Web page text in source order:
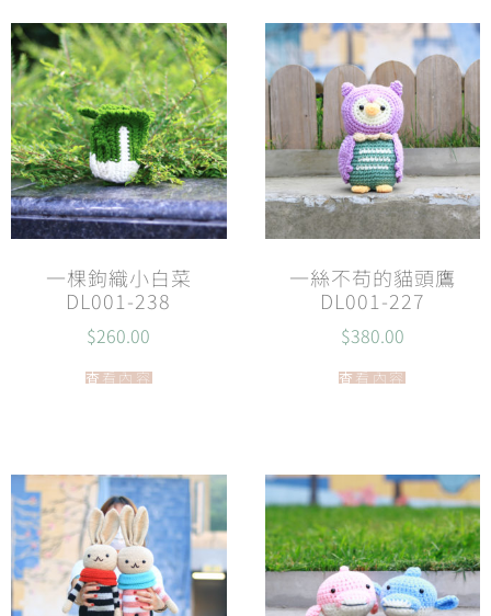
一棵鉤織小白菜
DL001-238
$260.00
查看內容
一絲不苟的貓頭鷹
DL001-227
$380.00
查看內容